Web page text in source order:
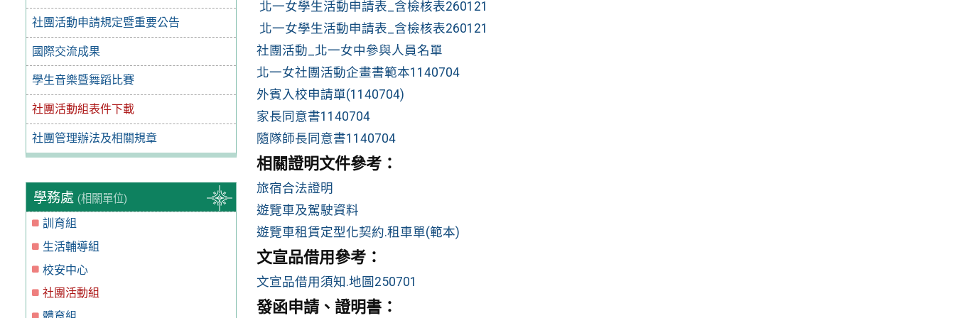
社團活動申請規定暨重要公告
國際交流成果
學生音樂暨舞蹈比賽
社團活動組表件下載
社團管理辦法及相關規章
學務處 (相關單位)
訓育組
生活輔導組
校安中心
社團活動組
北一女學生活動申請表_含檢核表260121
北一女學生活動申請表_含檢核表260121
社團活動_北一女中參與人員名單
北一女社團活動企畫書範本1140704
外賓入校申請單(1140704)
家長同意書1140704
隨隊師長同意書1140704
相關證明文件參考：
旅宿合法證明
遊覽車及駕駛資料
遊覽車租賃定型化契約.租車單(範本)
文宣品借用參考：
文宣品借用須知.地圖250701
發函申請、證明書：